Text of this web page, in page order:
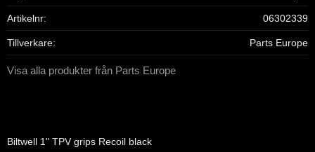
Artikelnr 06302339
Tillverkare Parts Europe
Visa alla produkter från Parts Europe
Biltwell 1" TPV grips Recoil black